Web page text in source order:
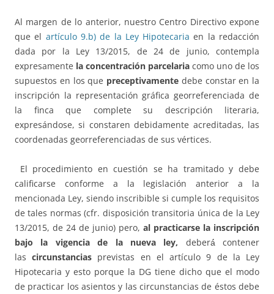
Al margen de lo anterior, nuestro Centro Directivo expone
que el artículo 9.b) de la Ley Hipotecaria en la redacción
dada por la Ley 13/2015, de 24 de junio, contempla
expresamente la concentración parcelaria como uno de los
supuestos en los que preceptivamente debe constar en la
inscripción la representación gráfica georreferenciada de
la finca que complete su descripción literaria,
expresándose, si constaren debidamente acreditadas, las
coordenadas georreferenciadas de sus vértices.
El procedimiento en cuestión se ha tramitado y debe
calificarse conforme a la legislación anterior a la
mencionada Ley, siendo inscribible si cumple los requisitos
de tales normas (cfr. disposición transitoria única de la Ley
13/2015, de 24 de junio) pero, al practicarse la inscripción
bajo la vigencia de la nueva ley, deberá́ contener
lascircunstancias previstas en el artículo 9 de la Ley
Hipotecaria y esto porque la DG tiene dicho que el modo
de practicar los asientos y las circunstancias de éstos debe